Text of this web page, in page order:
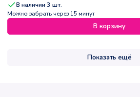
В наличии3 шт.
Можно забрать через 15 минут
В корзину
Показать ещё